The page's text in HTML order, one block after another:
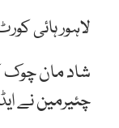
لاہور ہائی
شاد مان
چئیرمین نے